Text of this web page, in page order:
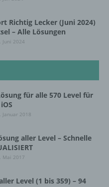
Richtig Lecker (Juni 2024)
– Alle Lösungen
Juni 2024
für alle 570 Level für
Januar 2018
aller Level – Schnelle
Mai 2017
Level (1 bis 359) – 94
Recht der
eine natürliche oder
Einrichtung
personenbezogene
oder juristische
oder andere